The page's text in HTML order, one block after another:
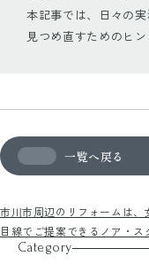
本記事では、日々の
見つめ直すためのヒン
市川市周辺のリフォームは、
目線でご提案できるノア・ス
ルまで！
一覧へ戻る
Category